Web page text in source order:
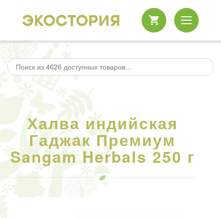
Халва индийская
Гаджак Премиум
Sangam Herbals 250 г